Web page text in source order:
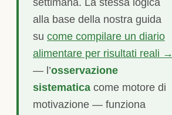
alla base della nostra guida
su come compilare un diario
alimentare per risultati reali →
— l’osservazione
sistematica come motore di
motivazione — funziona